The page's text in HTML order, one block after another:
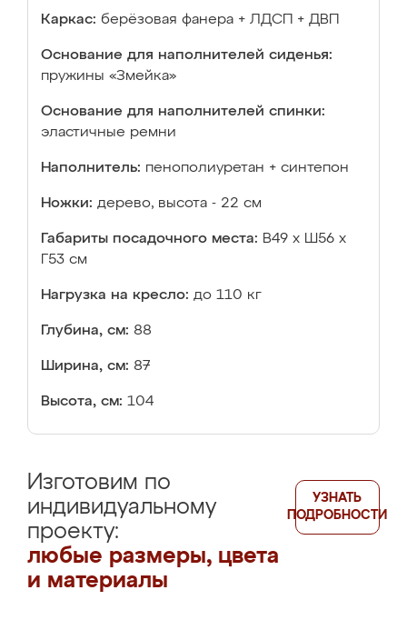
Каркас: берёзовая фанера + ЛДСП + ДВП
Основание для наполнителей сиденья:
пружины «Змейка»
Основание для наполнителей спинки:
эластичные ремни
Наполнитель: пенополиуретан + синтепон
Ножки: дерево, высота - 22 см
Габариты посадочного места: В49 х Ш56 х
Г53 см
Нагрузка на кресло: до 110 кг
Глубина, см: 88
Ширина, см: 87
Высота, см: 104
Изготовим по
индивидуальному
проекту:
любые размеры, цвета
и материалы
УЗНАТЬ
ПОДРОБНОСТИ